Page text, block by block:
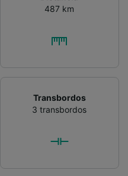
487 km
Transbordos
3 transbordos